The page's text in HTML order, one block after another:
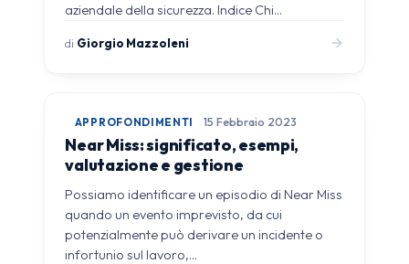
aziendale della sicurezza. Indice Chi…
di Giorgio Mazzoleni
APPROFONDIMENTI 15 Febbraio 2023
Near Miss: significato, esempi,
valutazione e gestione
Possiamo identificare un episodio di Near Miss
quando un evento imprevisto, da cui
potenzialmente può derivare un incidente o
infortunio sul lavoro,…